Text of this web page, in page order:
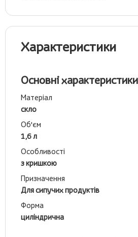
Характеристики
Основні характеристики
Матеріал
скло
Об'єм
1,6 л
Особливості
з кришкою
Призначення
Для сипучих продуктів
Форма
циліндрична